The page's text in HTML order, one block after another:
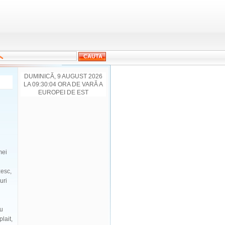
DUMINICĂ, 9 AUGUST 2026
LA 09:30:04 ORA DE VARĂ A
EUROPEI DE EST